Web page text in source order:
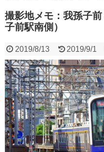
撮影地メモ：我孫子
子前駅南側）
2019/8/13 2019/9/1